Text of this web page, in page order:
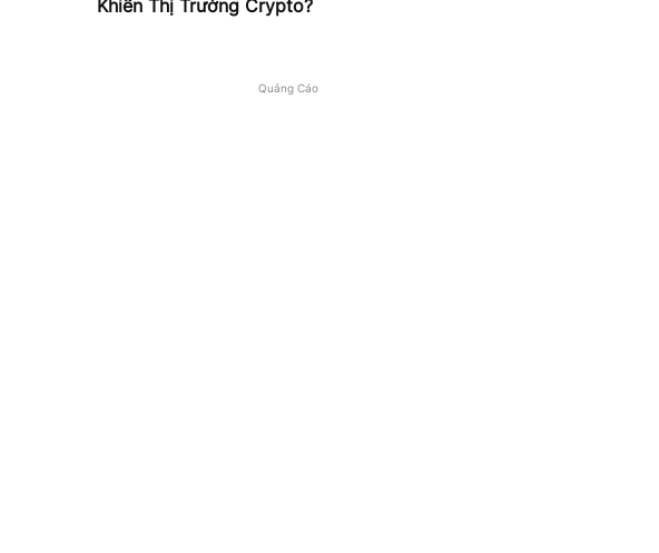
Khiển Thị Trường Crypto?
Quảng Cáo